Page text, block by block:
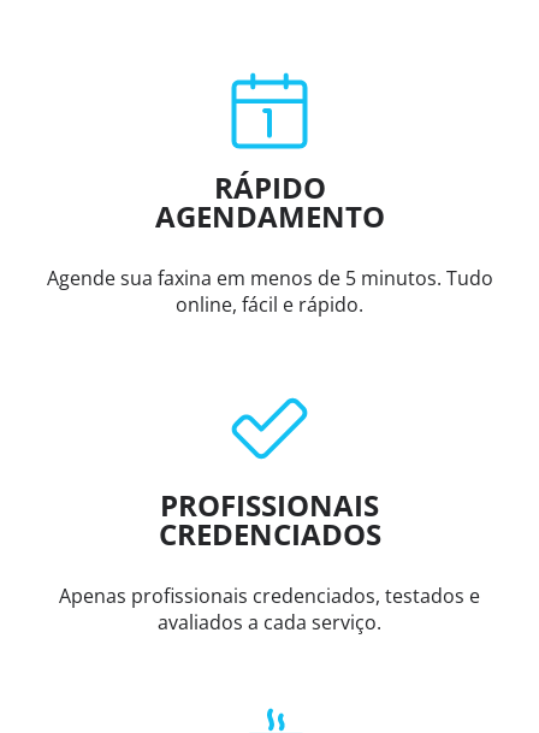
RÁPIDO
AGENDAMENTO
Agende sua faxina em menos de 5 minutos. Tudo
online, fácil e rápido.
PROFISSIONAIS
CREDENCIADOS
Apenas profissionais credenciados, testados e
avaliados a cada serviço.